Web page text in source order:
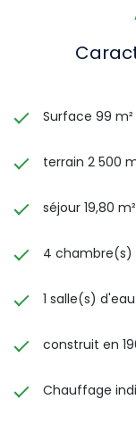
Surface 99 m²
terrain 2 500
séjour 19,80 m²
4 chambre(s)
1 salle(s) d'eau
construit en
Chauffage